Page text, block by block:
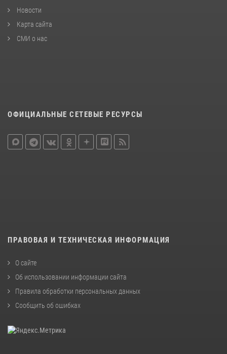
Новости
Карта сайта
СМИ о нас
ОФИЦИАЛЬНЫЕ СЕТЕВЫЕ РЕСУРСЫ
ПРАВОВАЯ И ТЕХНИЧЕСКАЯ ИНФОРМАЦИЯ
О сайте
Об использовании информации сайта
Правила обработки персональных данных
Сообщить об ошибках